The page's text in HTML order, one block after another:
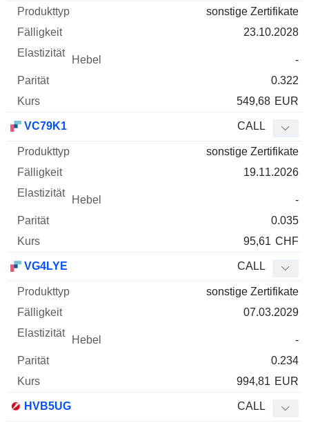
sonstige Zertifikate
23.10.2028
-
0.322
549,68 EUR
VC79K1 CALL
sonstige Zertifikate
19.11.2026
-
0.035
95,61 CHF
VG4LYE CALL
sonstige Zertifikate
07.03.2029
-
0.234
994,81 EUR
HVB5UG CALL